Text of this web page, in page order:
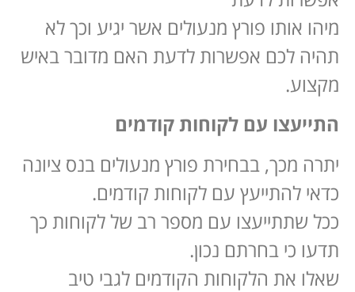
מיהו אותו פורץ מנעולים אשר יגיע וכך לא
תהיה לכם אפשרות לדעת האם מדובר באיש
מקצוע.
התייעצו עם לקוחות קודמים
יתרה מכך, בבחירת פורץ מנעולים בנס ציונה
כדאי להתייעץ עם לקוחות קודמים.
ככל שתתייעצו עם מספר רב של לקוחות כך
תדעו כי בחרתם נכון.
שאלו את הלקוחות הקודמים לגבי טיב